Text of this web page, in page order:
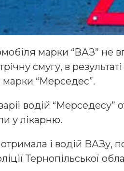
марки “ВАЗ” не
смугу, в
марки “Мерседес”.
водій
у лікарню.
і водій ВАЗу,
Тернопільської